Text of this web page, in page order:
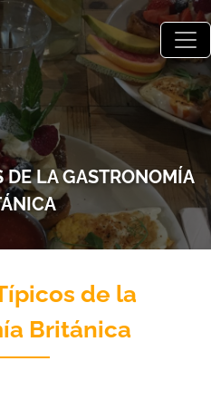
DE LA GASTRONOMÍA
de la
Británica